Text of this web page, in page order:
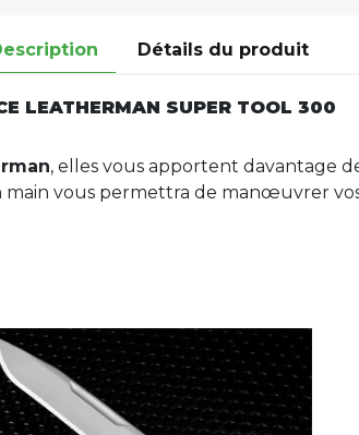
Détails du produit
LEATHERMAN SUPER TOOL 300
, elles vous apportent davantage
vous permettra de manœuvrer